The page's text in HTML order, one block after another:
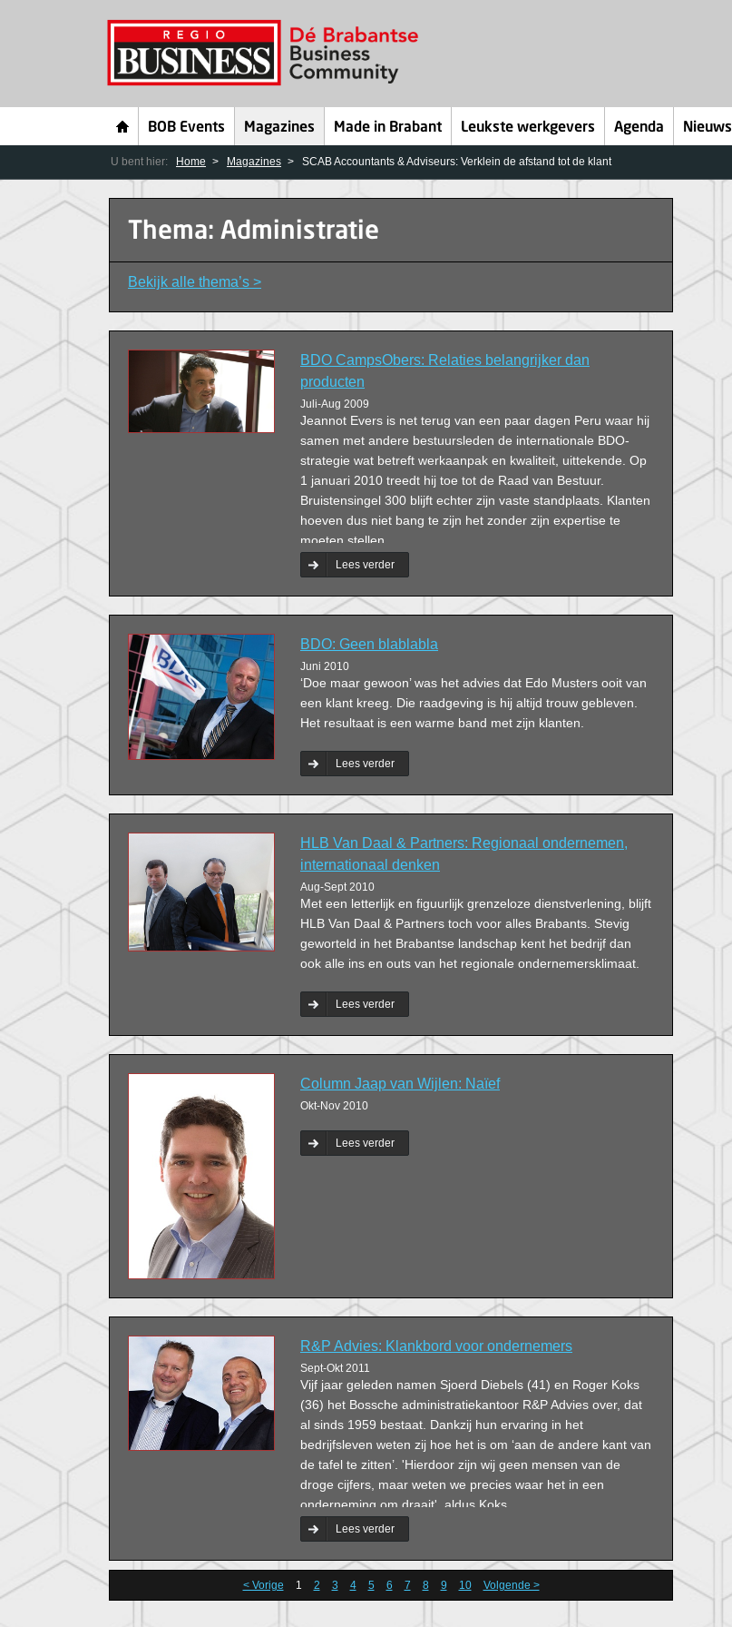
BOB Events Magazines Made in Brabant Leukste werkgevers Agenda Nieuws
U bent hier: Home Magazines SCAB Accountants & Adviseurs: Verklein de afstand tot de klant
Thema: Administratie
Bekijk alle thema’s >
BDO CampsObers: Relaties belangrijker dan
producten
Juli-Aug 2009
Jeannot Evers is net terug van een paar dagen Peru waar hij
samen met andere bestuursleden de internationale BDO-
strategie wat betreft werkaanpak en kwaliteit, uittekende. Op
1 januari 2010 treedt hij toe tot de Raad van Bestuur.
Bruistensingel 300 blijft echter zijn vaste standplaats. Klanten
hoeven dus niet bang te zijn het zonder zijn expertise te
moeten stellen.
Lees verder
BDO: Geen blablabla
Juni 2010
‘Doe maar gewoon’ was het advies dat Edo Musters ooit van
een klant kreeg. Die raadgeving is hij altijd trouw gebleven.
Het resultaat is een warme band met zijn klanten.
Lees verder
HLB Van Daal & Partners: Regionaal ondernemen,
internationaal denken
Aug-Sept 2010
Met een letterlijk en figuurlijk grenzeloze dienstverlening, blijft
HLB Van Daal & Partners toch voor alles Brabants. Stevig
geworteld in het Brabantse landschap kent het bedrijf dan
ook alle ins en outs van het regionale ondernemersklimaat.
Lees verder
Column Jaap van Wijlen: Naïef
Okt-Nov 2010
Lees verder
R&P Advies: Klankbord voor ondernemers
Sept-Okt 2011
Vijf jaar geleden namen Sjoerd Diebels (41) en Roger Koks
(36) het Bossche administratiekantoor R&P Advies over, dat
al sinds 1959 bestaat. Dankzij hun ervaring in het
bedrijfsleven weten zij hoe het is om ‘aan de andere kant van
de tafel te zitten’. 'Hierdoor zijn wij geen mensen van de
droge cijfers, maar weten we precies waar het in een
onderneming om draait', aldus Koks.
Lees verder
< Vorige 1 2 3 4 5 6 7 8 9 10 Volgende >